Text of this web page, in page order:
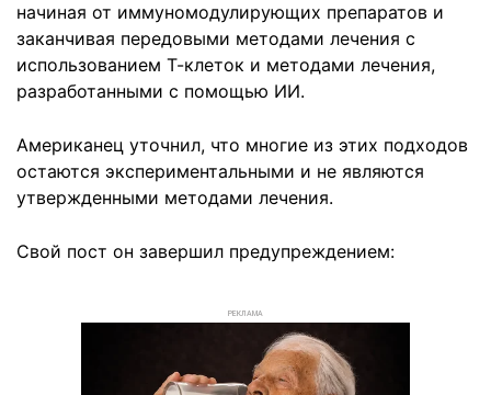
начиная от иммуномодулирующих препаратов и
заканчивая передовыми методами лечения с
использованием Т-клеток и методами лечения,
разработанными с помощью ИИ.
Американец уточнил, что многие из этих подходов
остаются экспериментальными и не являются
утвержденными методами лечения.
Свой пост он завершил предупреждением:
РЕКЛАМА